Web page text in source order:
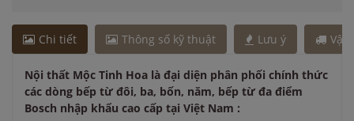
Chi tiết Thông số kỹ thuật Lưu ý Vận
Nội thất Mộc Tinh Hoa là đại diện phân phối chính thức
các dòng bếp từ đôi, ba, bốn, năm, bếp từ đa điểm
Bosch nhập khẩu cao cấp tại Việt Nam :